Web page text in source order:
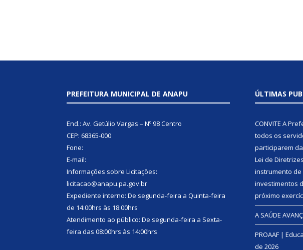
PREFEITURA MUNICIPAL DE ANAPU
End.: Av. Getúlio Vargas – Nº 98 Centro
CEP: 68365-000
Fone:
E-mail:
Informações sobre Licitações:
licitacao@anapu.pa.gov.br
Expediente interno: De segunda-feira a Quinta-feira
de 14:00hrs às 18:00hrs
Atendimento ao público: De segunda-feira a Sexta-
feira das 08:00hrs às 14:00hrs
ÚLTIMAS
CONVITE A
todos os
participarem
Lei de
instrumento
investimentos
próximo
A SAÚDE
PROAAF |
de 2026